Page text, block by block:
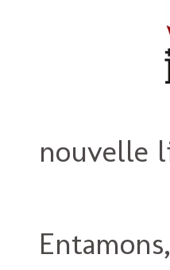
nouvelle